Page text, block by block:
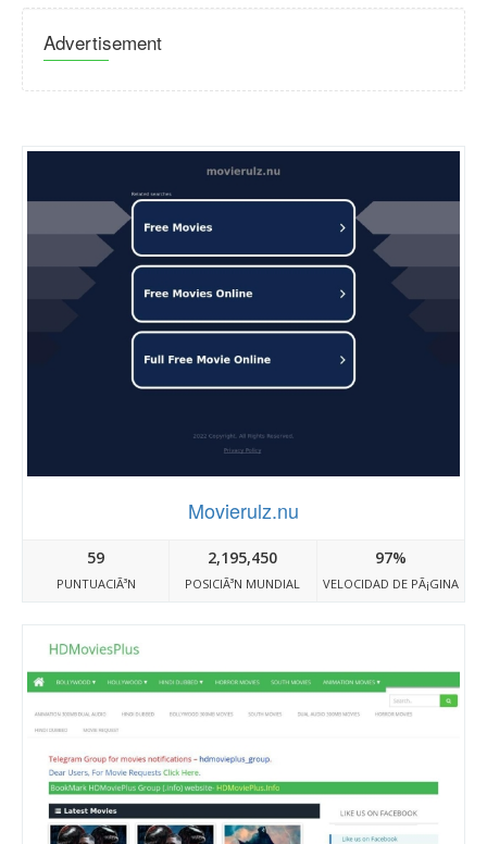
Advertisement
Movierulz.nu
59
PUNTUACIÃ³N
2,195,450
POSICIÃ³N MUNDIAL
97%
VELOCIDAD DE PÃ¡GINA